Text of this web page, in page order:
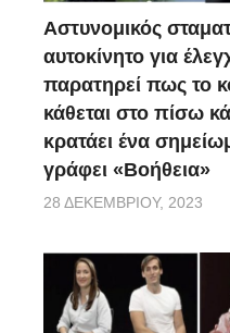
Αστυνομικός
αυτοκίνητο για
παρατηρεί πως το
κάθεται στο πίσω
κρατάει ένα
γράφει «Βοήθεια»
28 ΔΕΚΕΜΒΡΊΟΥ, 2023